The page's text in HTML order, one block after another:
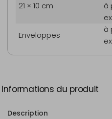
21 × 10 cm
à
Enveloppes
à
Informations du produit
Description